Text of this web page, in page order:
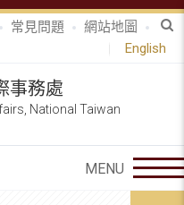
常見問題
網站地圖
English
事務處
National Taiwan